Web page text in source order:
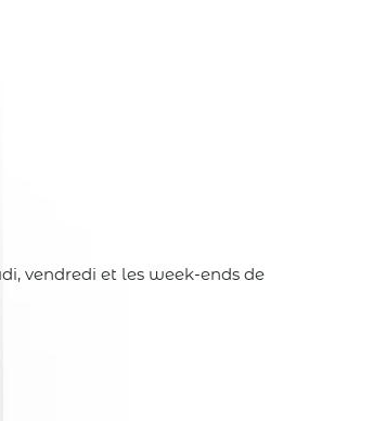
vendredi et les week-ends de